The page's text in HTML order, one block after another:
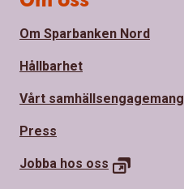
Om Sparbanken Nord
Hållbarhet
Vårt samhällsengagemang
Press
Jobba hos oss